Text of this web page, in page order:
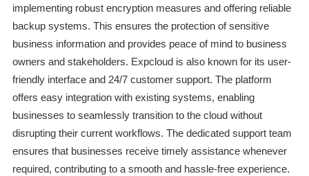
implementing robust encryption measures and offering reliable
backup systems. This ensures the protection of sensitive
business information and provides peace of mind to business
owners and stakeholders. Expcloud is also known for its user-
friendly interface and 24/7 customer support. The platform
offers easy integration with existing systems, enabling
businesses to seamlessly transition to the cloud without
disrupting their current workflows. The dedicated support team
ensures that businesses receive timely assistance whenever
required, contributing to a smooth and hassle-free experience.